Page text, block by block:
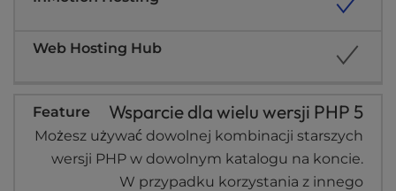
Wsparcie dla wielu wersji PHP 5
Możesz używać dowolnej kombinacji starszych
wersji PHP w dowolnym katalogu na koncie.
W przypadku korzystania z innego